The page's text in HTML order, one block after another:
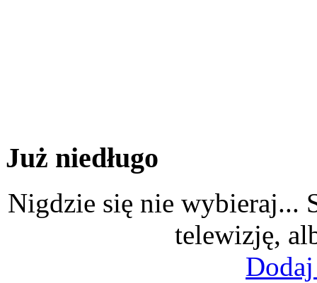
Już niedługo
Nigdzie się nie wybieraj...
telewizję,